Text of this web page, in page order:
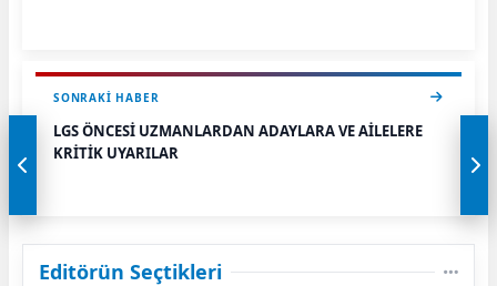
SONRAKI HABER
LGS ÖNCESİ UZMANLARDAN ADAYLARA VE AİLELERE
KRİTİK UYARILAR
Editörün Seçtikleri